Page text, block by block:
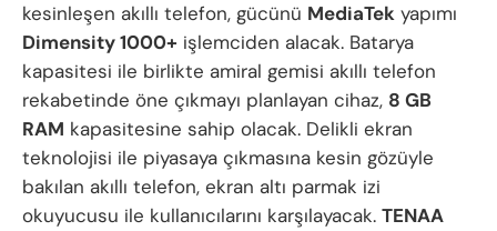
kesinleşen akıllı telefon, gücünü MediaTek yapımı
Dimensity 1000+ işlemciden alacak. Batarya
kapasitesi ile birlikte amiral gemisi akıllı telefon
rekabetinde öne çıkmayı planlayan cihaz, 8 GB
RAM kapasitesine sahip olacak. Delikli ekran
teknolojisi ile piyasaya çıkmasına kesin gözüyle
bakılan akıllı telefon, ekran altı parmak izi
okuyucusu ile kullanıcılarını karşılayacak. TENAA